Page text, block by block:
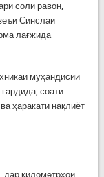
соли равон,
Синслаи
лағжида
муҳандисии
соати
ҳаракати нақлиёт
дар километрҳои